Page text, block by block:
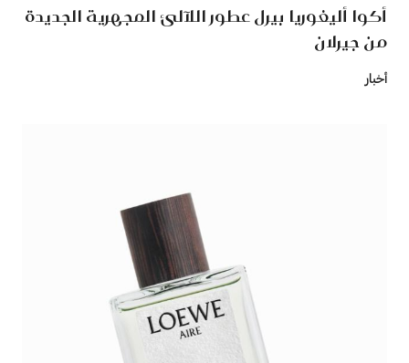
أكوا أليغوريا بيرل عطور اللآلئ المجهرية الجديدة
من جيرلان
أخبار